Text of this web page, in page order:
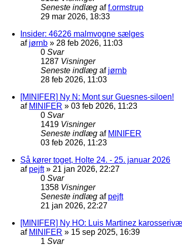
Seneste indlæg aff.ormstrup
29 mar 2026, 18:33
Insider: 46226 malmvogne sælges
af jørnb » 28 feb 2026, 11:03
0 Svar
1287 Visninger
Seneste indlæg af jørnb
28 feb 2026, 11:03
[MINIFER] Ny N: Mont sur Guesnes-siloen!
af MINIFER » 03 feb 2026, 11:23
0 Svar
1419 Visninger
Seneste indlæg af MINIFER
03 feb 2026, 11:23
Så kører toget, Holte 24. - 25. januar 2026
af pejft» 21 jan 2026, 22:27
0 Svar
1358 Visninger
Seneste indlæg af pejft
21 jan 2026, 22:27
[MINIFER] Ny HO: Luis Martinez
af MINIFER » 15 sep 2025, 16:39
1 Svar